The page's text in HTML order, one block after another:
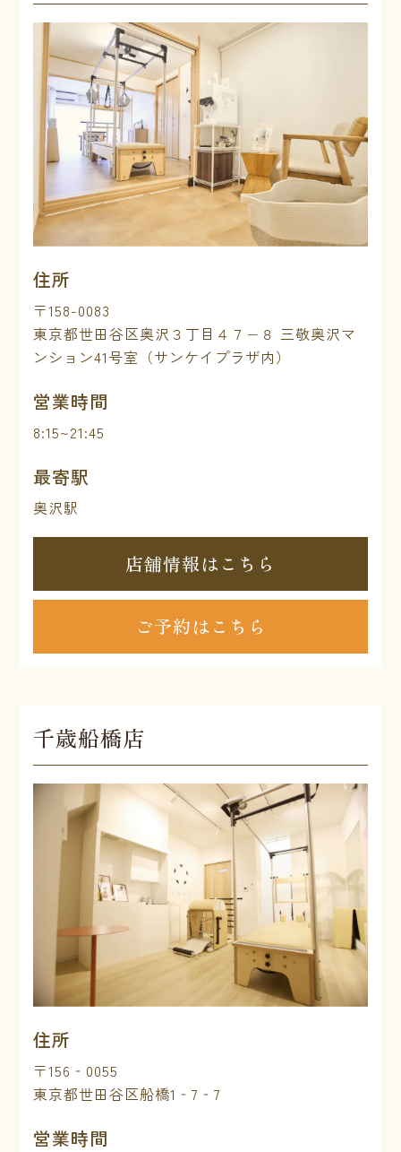
住所
〒158-0083
東京都世田谷区奥沢３丁目４７−８ 三敬奥沢マ
ンション41号室（サンケイプラザ内）
営業時間
8:15~21:45
最寄駅
奥沢駅
店舗情報はこちら
ご予約はこちら
千歳船橋店
住所
〒156‐0055
東京都世田谷区船橋1‐7‐7
営業時間